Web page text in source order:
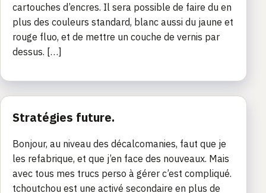
cartouches d’encres. Il sera possible de faire du en
plus des couleurs standard, blanc aussi du jaune et
rouge fluo, et de mettre un couche de vernis par
dessus. […]
Stratégies future.
Bonjour, au niveau des décalcomanies, faut que je
les refabrique, et que j’en face des nouveaux. Mais
avec tous mes trucs perso à gérer c’est compliqué.
tchoutchou est une activé secondaire en plus de